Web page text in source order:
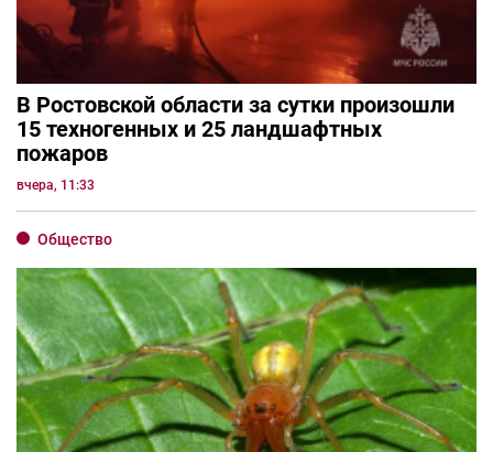
В Ростовской области за сутки произошли
15 техногенных и 25 ландшафтных
пожаров
вчера, 11:33
Общество